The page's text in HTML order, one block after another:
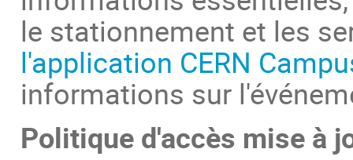
le stationnement et les
l'application CERN
informations sur
Politique d'accès mise à